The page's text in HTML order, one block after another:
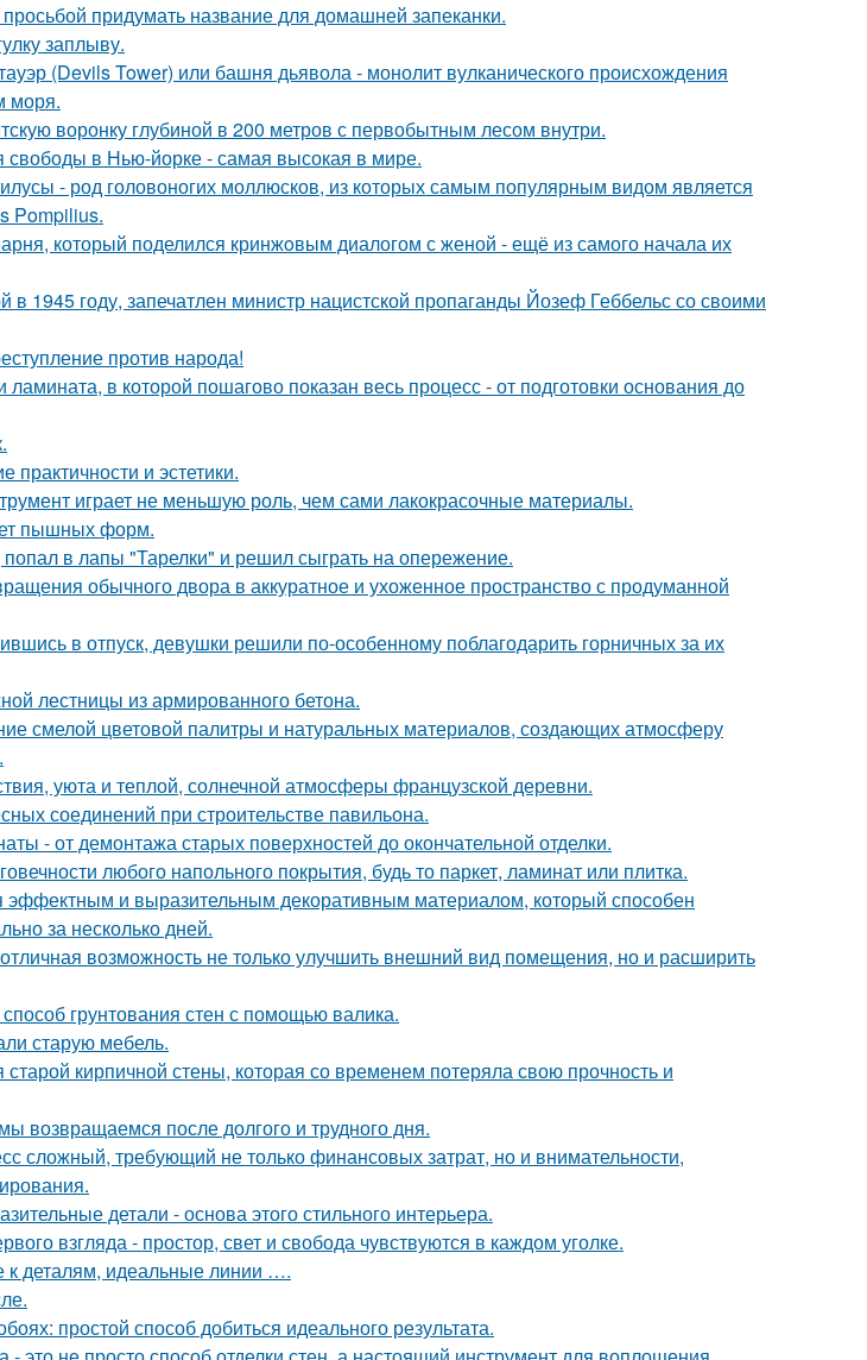
просьбой придумать название для домашней запеканки.
заплыву.
(Devils Tower) или башня дьявола - монолит вулканического происхождения
моря.
воронку глубиной в 200 метров с первобытным лесом внутри.
свободы в Нью-йорке - самая высокая в мире.
- род головоногих моллюсков, из которых самым популярным видом является
Pompilius.
который поделился кринжoвым диалогом с женой - ещё из самого начала их
1945 году, запечатлен министр нацистской пропаганды Йозеф Геббельс со своими
против народа!
ламината, в которой пошагово показан весь процесс - от подготовки основания до
практичности и эстетики.
играет не меньшую роль, чем сами лакокрасочные материалы.
пышных форм.
попал в лапы "Тарелки" и решил сыграть на опережение.
обычного двора в аккуратное и ухоженное пространство с продуманной
в отпуск, девушки решили по-особенному поблагодарить горничных за их
лестницы из армированного бетона.
смелой цветовой палитры и натуральных материалов, создающих атмосферу
уюта и теплой, солнечной атмосферы французской деревни.
соединений при строительстве павильона.
- от демонтажа старых поверхностей до окончательной отделки.
любого напольного покрытия, будь то паркет, ламинат или плитка.
эффектным и выразительным декоративным материалом, который способен
за несколько дней.
возможность не только улучшить внешний вид помещения, но и расширить
грунтования стен с помощью валика.
старую мебель.
кирпичной стены, которая со временем потеряла свою прочность и
возвращаемся после долгого и трудного дня.
сложный, требующий не только финансовых затрат, но и внимательности,
детали - основа этого стильного интерьера.
взгляда - простор, свет и свобода чувствуются в каждом уголке.
к деталям, идеальные линии ….
простой способ добиться идеального результата.